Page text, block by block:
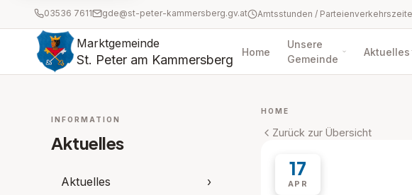
03536 7611 gde@st-peter-kammersberg.gv.at
Marktgemeinde
St. Peter am Kammersberg
Home
Unsere
Gemeinde
Aktuelles
INFORMATION
Aktuelles
Aktuelles ›
HOME
Zurück zur Übersicht
17
APR